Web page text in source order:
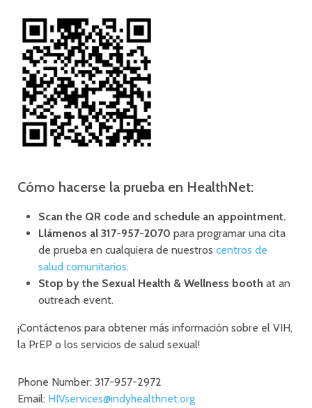
Cómo hacerse la prueba en HealthNet:
Scan the QR code and schedule an appointment.
Llámenos al 317-957-2070 para programar una cita
de prueba en cualquiera de nuestros centros de
salud comunitarios.
Stop by the Sexual Health & Wellness booth at an
outreach event.
¡Contáctenos para obtener más información sobre el VIH,
la PrEP o los servicios de salud sexual!
Phone Number: 317-957-2972
Email: HIVservices@indyhealthnet.org